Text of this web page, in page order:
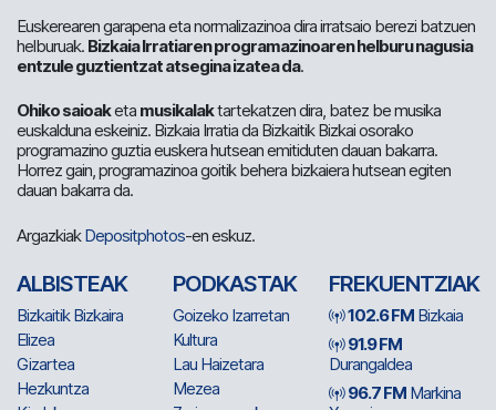
Euskerearen garapena eta normalizazinoa dira irratsaio berezi batzuen
helburuak. Bizkaia Irratiaren programazinoaren helburu nagusia
entzule guztientzat atsegina izatea da.
Ohiko saioaketa musikalaktartekatzen dira, batez be musika
euskalduna eskeiniz. Bizkaia Irratia da Bizkaitik Bizkai osorako
programazino guztia euskera hutsean emitiduten dauan bakarra.
Horrez gain, programazinoa goitik behera bizkaiera hutsean egiten
dauan bakarra da.
ArgazkiakDepositphotos-en eskuz.
ALBISTEAK
Bizkaitik Bizkaira
Elizea
Gizartea
Hezkuntza
PODKASTAK
Goizeko Izarretan
Kultura
Lau Haizetara
Mezea
FREKUENTZIAK
102.6 FM Bizkaia
91.9 FM
Durangaldea
96.7 FM Markina